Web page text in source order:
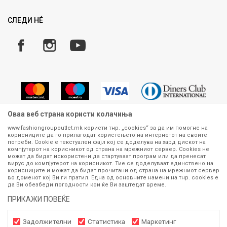
Замена и рефундација на производи
Плаќање
СЛЕДИ НÉ
Сите информации околу производите кои се изложени на нашата
онлајн продавница се стремиме да бидат конкретни, точни и прецизни,
меѓутоа не можеме да гарантираме дека се без ниту една грешка или
пак дека сите производи во моментот се достапни на залиха.
Фотографиите се најверодостојниот приказ на производот. Доколку
дојде до потреба за замена на производ или рефундација, процедурата
контактирајте не на телефонскиот број 070 275 363 или на е-
маилoutlet@fashiongroup.com.mkодпонеделник до петок (08-16ч)
и сабота (10-15ч)
Оваа веб страна користи колачиња
www.fashiongroupoutlet.mk користи тнр. „cookies“ за да им помогне на
корисниците да го прилагодат користењето на интернетот на своите
потреби. Cookie е текстуален фајл кој се доделува на хард дискот на
компјутерот на корисникот од страна на мрежниот сервер. Cookies не
можат да бидат искористени да стартуваат програм или да пренесат
вирус до компјутерот на корисникот. Тие се доделуваат единствено на
корисниците и можат да бидат прочитани од страна на мрежниот сервер
во доменот кој Ви ги пратил. Една од основните намени на тнр. сookies е
да Ви обезбеди погодности кои ќе Ви заштедат време.
ПРИКАЖИ ПОВЕЌЕ
Задолжителни Статистика Маркетинг